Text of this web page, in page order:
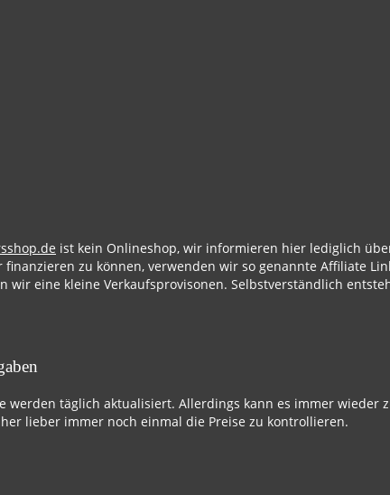
ist kein Onlineshop, wir informieren hier lediglich
zu können, verwenden wir so genannte Affiliate
wir eine kleine Verkaufsprovisonen. Selbstverständlich
werden täglich aktualisiert. Allerdings kann es immer wieder
lieber immer noch einmal die Preise zu kontrollieren.